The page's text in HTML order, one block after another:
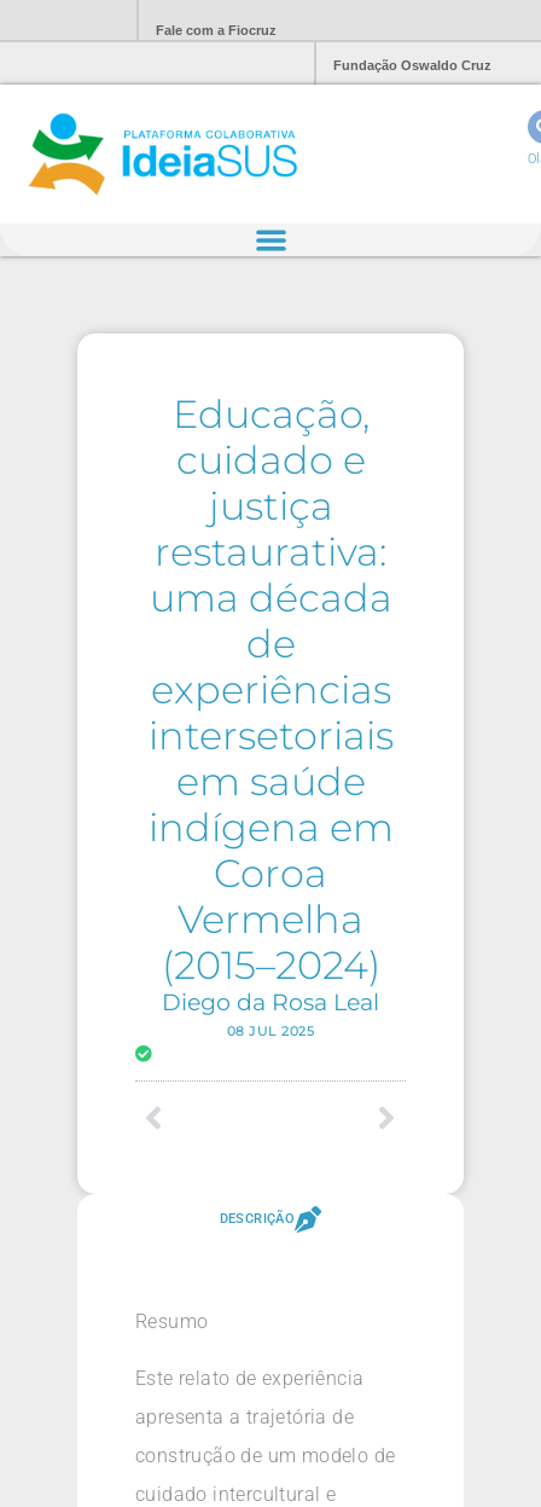
Fale com a Fiocruz
Fundação Oswaldo Cruz
Educação,
cuidado e
justiça
restaurativa:
uma década
de
experiências
intersetoriais
em saúde
indígena em
Coroa
Vermelha
(2015–2024)
Diego da Rosa Leal
08 JUL 2025
DESCRIÇÃO
Resumo
Este relato de experiência
apresenta a trajetória de
construção de um modelo de
cuidado intercultural e